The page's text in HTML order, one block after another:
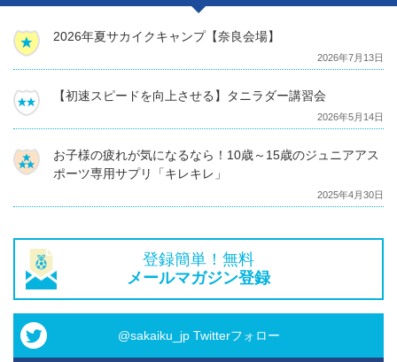
2026年夏サカイクキャンプ【奈良会場】
2026年7月13日
【初速スピードを向上させる】タニラダー講習会
2026年5月14日
お子様の疲れが気になるなら！10歳～15歳のジュニアアス
ポーツ専用サプリ「キレキレ」
2025年4月30日
登録簡単！無料
メールマガジン登録
@sakaiku_jp Twitterフォロー